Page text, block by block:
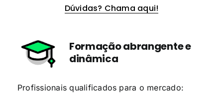
Dúvidas? Chama aqui!
Formação abrangente e
dinâmica
Profissionais qualificados para o mercado: